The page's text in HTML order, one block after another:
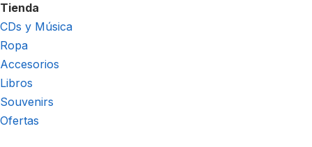
Tienda
CDs y Música
Ropa
Accesorios
Libros
Souvenirs
Ofertas